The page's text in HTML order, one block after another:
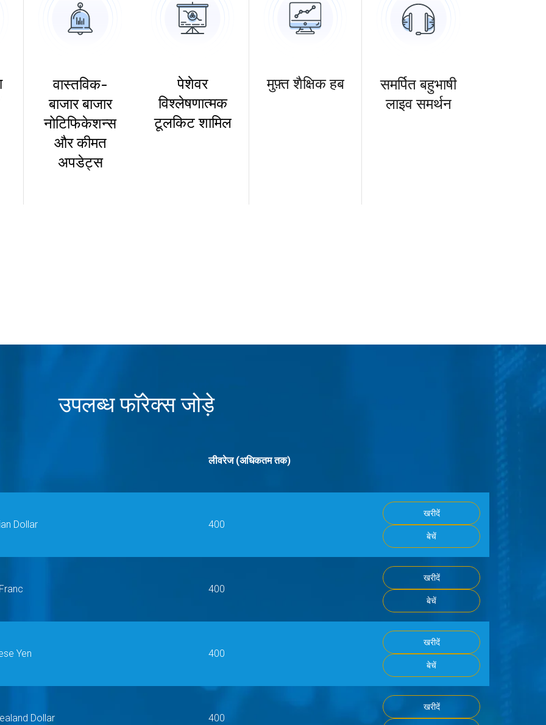
वास्तविक-
बाजार बाजार
नोटिफिकेशन्स
और कीमत
अपडेट्स
पेशेवर
विश्लेषणात्मक
टूलकिट शामिल
मुफ़्त शैक्षिक हब
समर्पित बहुभाषी
लाइव समर्थन
उपलब्ध फॉरेक्स जोड़े
लीवरेज (अधिकतम तक)
Dollar 400
खरीदें
बेचें
400
खरीदें
बेचें
Yen 400
खरीदें
बेचें
Dollar 400
खरीदें